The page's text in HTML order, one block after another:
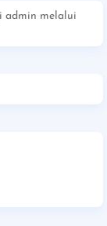
admin melalui